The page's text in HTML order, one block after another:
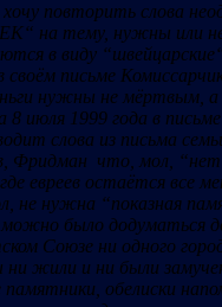
повторить слова
на тему, нужны или
в виду
письме
нужны не мёртвым,
8 июля 1999 года в
слова из письма
Фридман что, мол,
евреев остаётся все
не нужна “показная
было додуматься
Союзе ни одного
ни жили и ни были
памятники, обелиски